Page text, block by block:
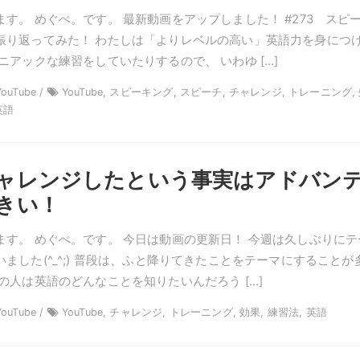
す。 めぐぺ。です。 最新動画をアップしました！ #273 スピ
り返ってみた！ わたしは「よりレベルの高い」英語力を身につ
アックな練習をしていたりするので、 いわゆ […]
/
YouTube, スピーキング, スピーチ, チャレンジ, トレーニング,
語
レンジしたという事実はアドバン
い！
す。 めぐぺ。です。 今日は動画の更新日！ 今週は久しぶりに
ました(^_^;) 普段は、ふと降りてきたことをテーマにすることが
人は英語のどんなことを知りたいんだろう […]
/ YouTube, チャレンジ, トレーニング, 効果, 練習法, 英語